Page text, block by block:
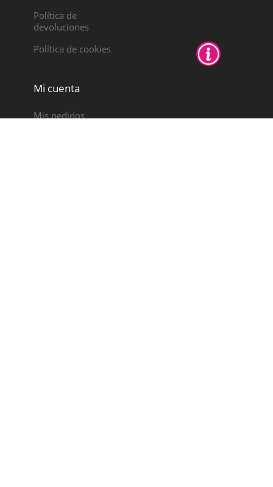
Política de
devoluciones
Política de cookies
Mi cuenta
Mis pedidos